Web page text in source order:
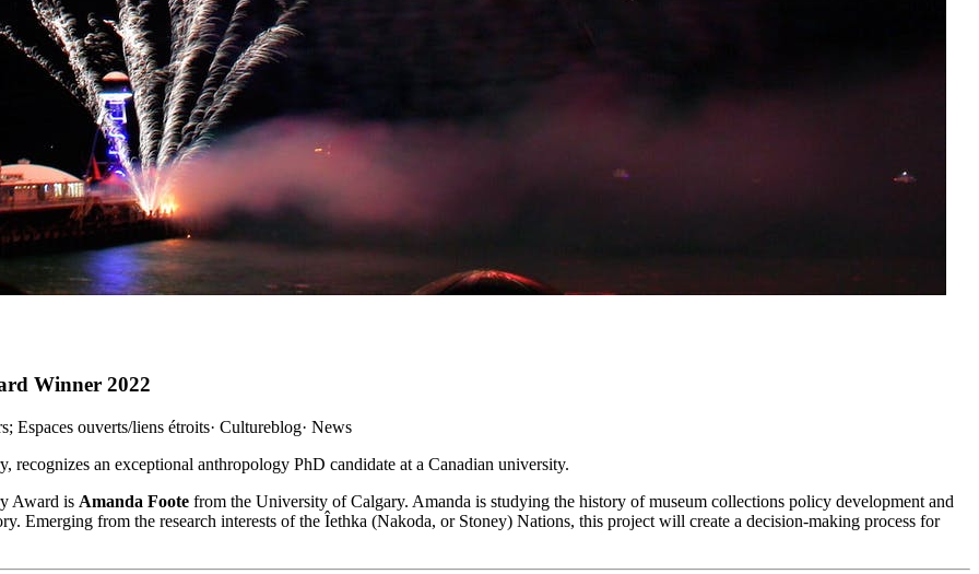
Winner 2022
Espaces ouverts/liens étroits· Cultureblog· News
an exceptional anthropology PhD candidate at a Canadian university.
Award is Amanda Foote from the University of Calgary. Amanda is studying the history of museum collections policy development and
Emerging from the research interests of the Îethka (Nakoda, or Stoney) Nations, this project will create a decision-making process for